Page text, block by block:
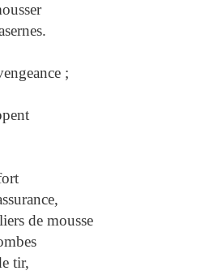
;
de mousse
tir,